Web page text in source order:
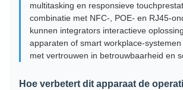
multitasking en responsieve
combinatie met NFC-, POE- en RJ45-
kunnen integrators interactieve
apparaten of smart workplace-
met vertrouwen in betrouwbaarheid en
Hoe verbetert dit apparaat de